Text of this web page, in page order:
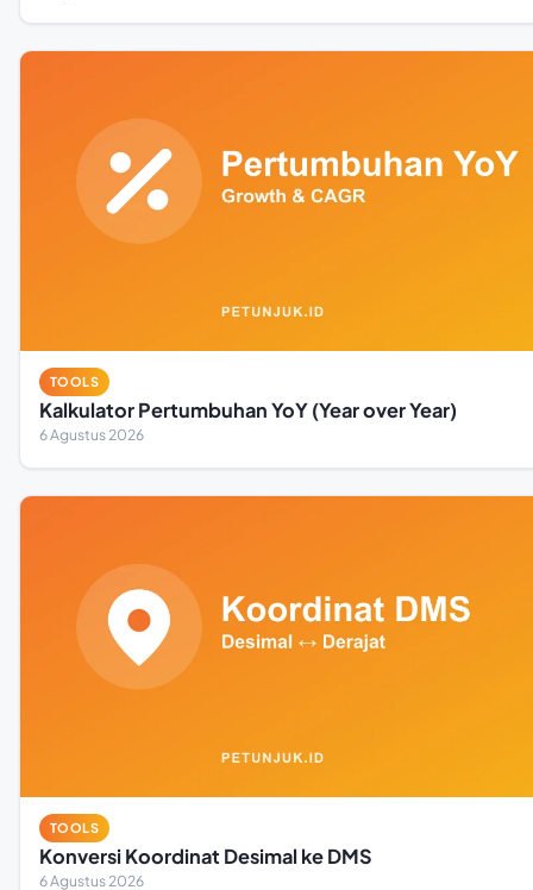
TOOLS
Kalkulator Pertumbuhan YoY (Year over Year)
6 Agustus 2026
TOOLS
Konversi Koordinat Desimal ke DMS
6 Agustus 2026